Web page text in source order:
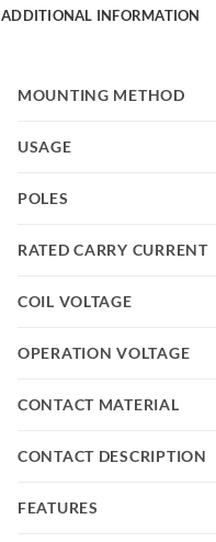
ADDITIONAL INFORMATION
MOUNTING METHOD
USAGE
POLES
RATED CARRY CURRENT
COIL VOLTAGE
OPERATION VOLTAGE
CONTACT MATERIAL
CONTACT DESCRIPTION
FEATURES